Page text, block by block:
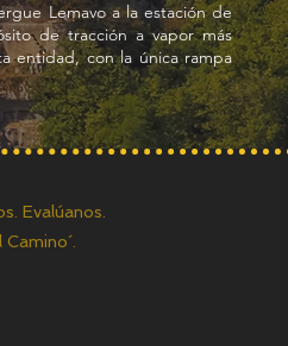
Lemavo a la estación de
de tracción a vapor más
entidad, con la única rampa
Evalúanos.